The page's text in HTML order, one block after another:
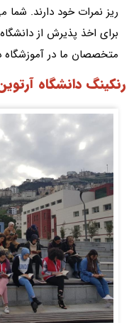
ریز نمرات خود دارند. شما
برای اخذ پذیرش از
متخصصان ما در آموزشگاه
رنکینگ دانشگاه